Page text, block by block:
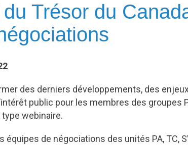
Trésor du
des derniers développements, des
public pour les membres des groupes
webinaire.
équipes de négociations des unités PA, TC,